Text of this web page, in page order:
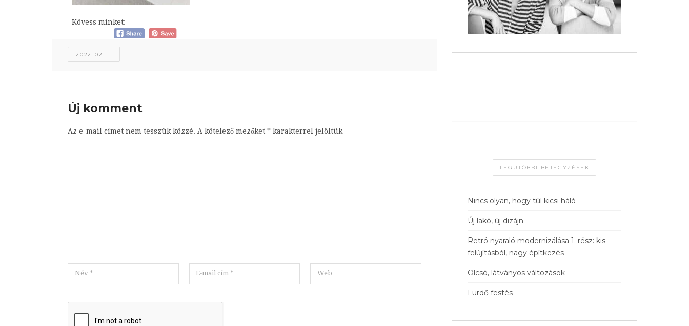
Kövess minket:
2022-02-11
Új komment
Az e-mail címet nem tesszük közzé. A kötelező mezőket * karakterrel jelöltük
LEGUTÓBBI BEJEGYZÉSEK
Nincs olyan, hogy túl kicsi háló
Új lakó, új dizájn
Retró nyaraló modernizálása 1. rész: kis
felújításból, nagy építkezés
Olcsó, látványos változások
Fürdő festés